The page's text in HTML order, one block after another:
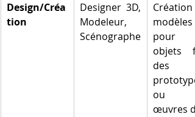
Design/Créa
tion
Designer 3D,
Modeleur,
Scénographe
modèles
pour
objets
des
ou
œuvres